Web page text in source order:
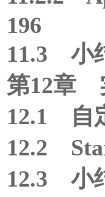
196
11.3 小
第12章
12.1 自
12.2
12.3 小